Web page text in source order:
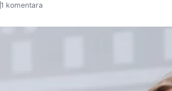
1 komentara